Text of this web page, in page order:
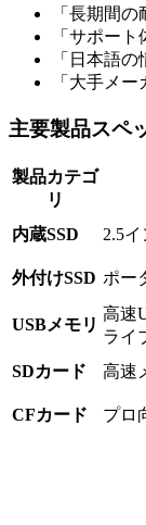
「長期間の
「サポート
「日本語の
「大手メー
主要製品スペ
製品カテゴ
リ
内蔵SSD 2.5イ
外付けSSD ポー
USBメモリ
高速
ライ
SDカード 高速
CFカード
プロ